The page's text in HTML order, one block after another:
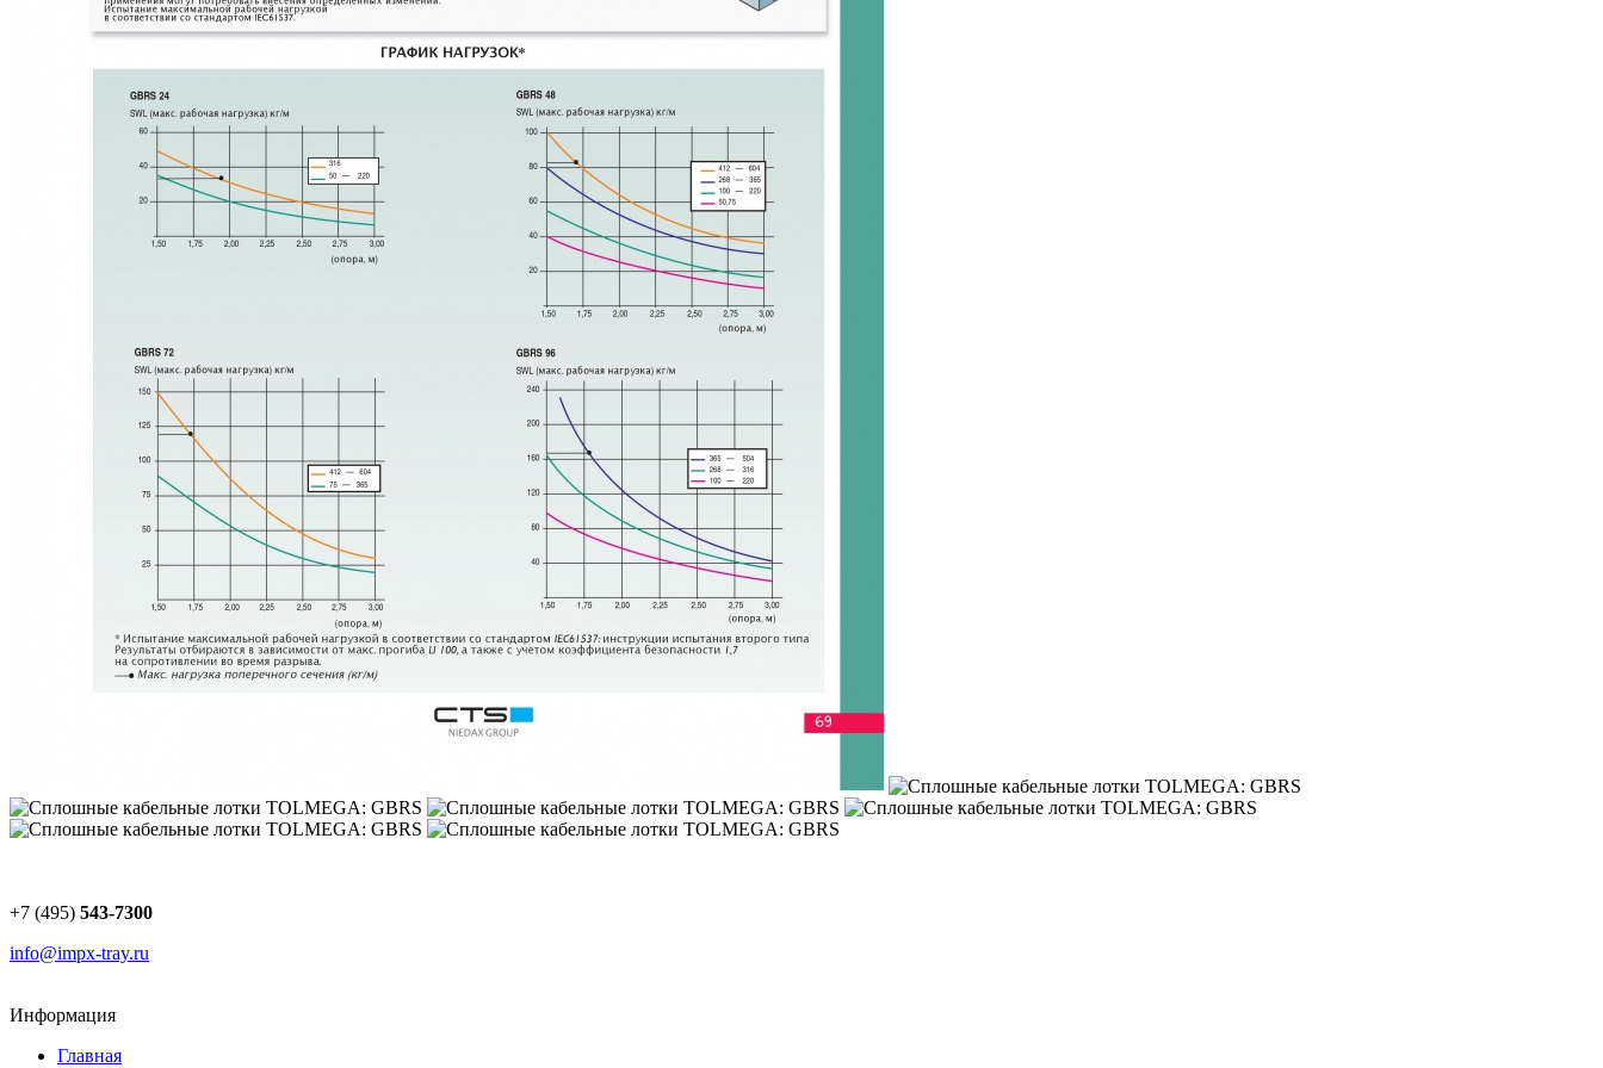
+7 (495) 543-7300
info@impx-tray.ru
Информация
Главная